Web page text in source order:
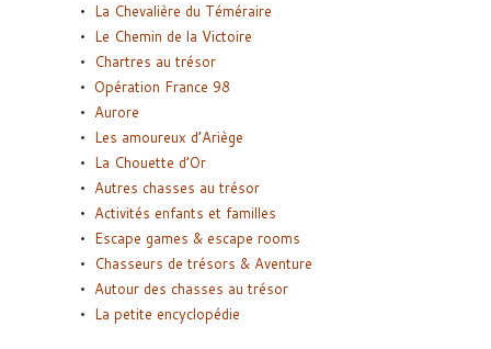
La Chevalière du Téméraire
Le Chemin de la Victoire
Chartres au trésor
Opération France 98
Aurore
Les amoureux d’Ariège
La Chouette d’Or
Autres chasses au trésor
Activités enfants et familles
Escape games & escape rooms
Chasseurs de trésors & Aventure
Autour des chasses au trésor
La petite encyclopédie